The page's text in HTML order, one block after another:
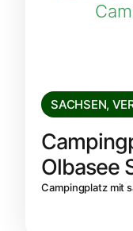
SACHSEN,
Olbasee
Campingplatz mit